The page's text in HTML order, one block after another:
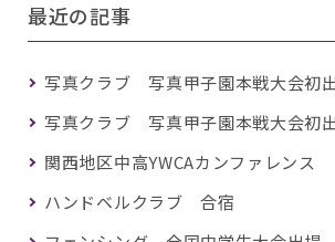
最近の記事
写真クラブ 写真甲子園本戦大会初
写真クラブ 写真甲子園本戦大会初
関西地区中高YWCAカンファレンス
ハンドベルクラブ 合宿